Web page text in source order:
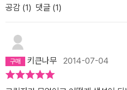
를 마주하고 자신의 부정적인 모습을
야 한다. 오랫동안 억눌려지고 감추
게 살려주는 일이야 말로 인간답게
이다. 그래야 자신을 향한 비난의 화
다같이 행복하게 살 수 있게 되는 것
와 그림자shadow의 모순을 역설로
을 알려줍니다.4. 기억하기 위해 접
다.'한 가치와 그것에 반하는 다른 가
대신, 두 가치를 다 허용해서 역설이
것이다. 이기는 것은 좋다. 그렇지만
이 고혜경씨 검색해보니 이분의 책은
으로도 읽고싶은생각이 안듭니다..
다...
공감 (1) 댓글 (1)
키큰나무 2014-07-04